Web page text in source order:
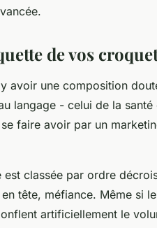
de vos
avoir une composition
langage - celui de la
faire avoir par un
classée par ordre
tête, méfiance. Même si
artificiellement le